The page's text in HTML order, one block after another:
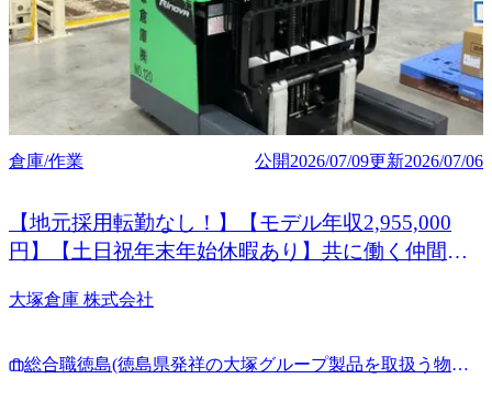
倉庫/作業 公開2026/07/09更新2026/07/06
【地元採用転勤なし！】【モデル年収2,955,000
円】【土日祝年末年始休暇あり】共に働く仲間を
大塚倉庫 株式会社
総合職徳島(徳島県発祥の大塚グループ製品を取扱う物流